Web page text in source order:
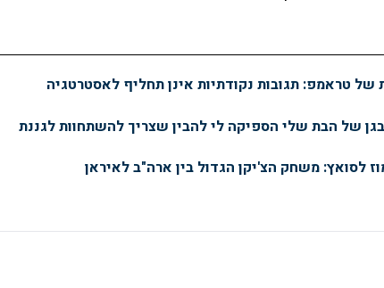
של טראמפ: תגובות נקודתיות אינן תחליף לאסטרטגיה
של הבת שלי הספיקה לי להבין שצריך להשתחוות לגננת
לסואץ: משחק הצ'יקן הגדול בין ארה"ב לאיראן